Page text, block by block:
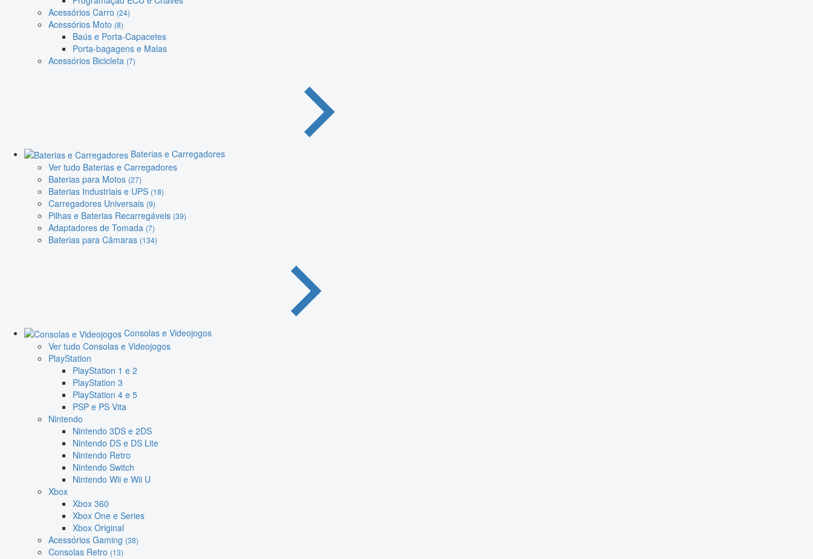
Acessórios Carro (24)
Acessórios Moto (8)
Baús e Porta-Capacetes
Porta-bagagens e Malas
Acessórios Bicicleta (7)
Baterias e Carregadores
Ver tudo Baterias e Carregadores
Baterias para Motos (27)
Baterias Industriais e UPS (18)
Carregadores Universais (9)
Pilhas e Baterias Recarregáveis (39)
Adaptadores de Tomada (7)
Baterias para Câmaras (134)
Consolas e Videojogos
Ver tudo Consolas e Videojogos
PlayStation
PlayStation 1 e 2
PlayStation 3
PlayStation 4 e 5
PSP e PS Vita
Nintendo
Nintendo 3DS e 2DS
Nintendo DS e DS Lite
Nintendo Retro
Nintendo Switch
Nintendo Wii e Wii U
Xbox
Xbox 360
Xbox One e Series
Xbox Original
Acessórios Gaming (38)
Consolas Retro (13)